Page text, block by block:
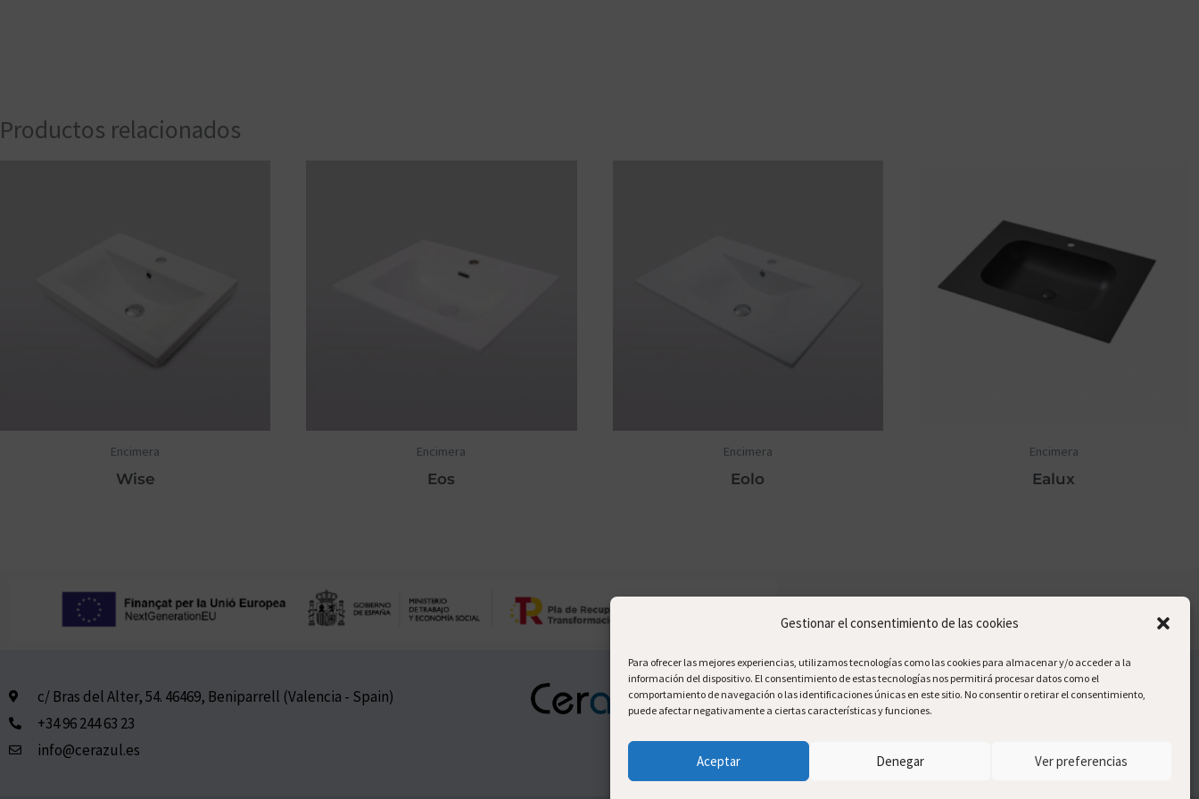
Gestionar el consentimiento de las cookies
Para ofrecer las mejores experiencias, utilizamos tecnologías como las cookies para almacenar y/o acceder a la
información del dispositivo. El consentimiento de estas tecnologías nos permitirá procesar datos como el
comportamiento de navegación o las identificaciones únicas en este sitio. No consentir o retirar el consentimiento,
puede afectar negativamente a ciertas características y funciones.
Aceptar Denegar Ver preferencias
Productos relacionados
Encimera
Wise
Encimera
Eos
Encimera
Eolo
Encimera
Ealux
c/ Bras del Alter, 54. 46469, Beniparrell (Valencia - Spain)
+34 96 244 63 23
info@cerazul.es